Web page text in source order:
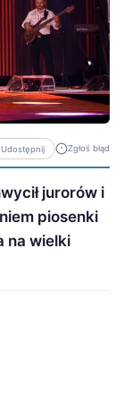
Udostępnij Zgłoś błąd
jurorów i
piosenki
na wielki